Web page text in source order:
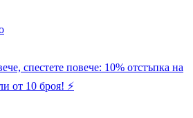
спестете повече: 10% отстъпка на
от 10 броя! ⚡️